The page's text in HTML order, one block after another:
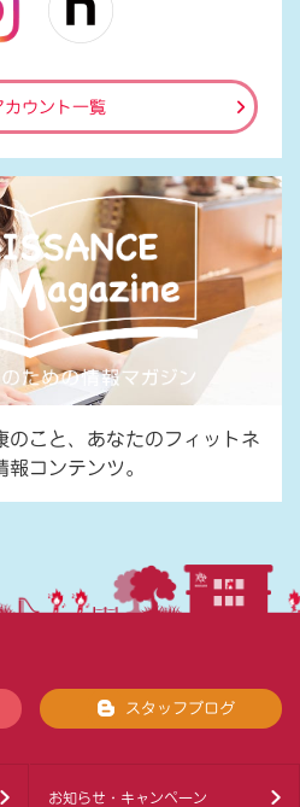
カウント一覧
のこと、あなたのフィットネ
コンテンツ。
スタッフブログ
お知らせ・キャンペーン